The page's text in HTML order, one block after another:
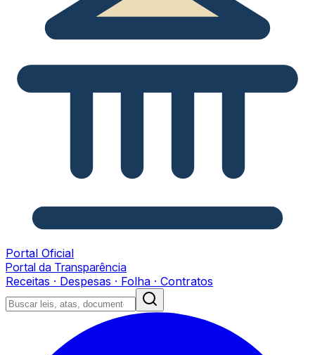
Portal Oficial
Portal da Transparência
Receitas · Despesas · Folha · Contratos